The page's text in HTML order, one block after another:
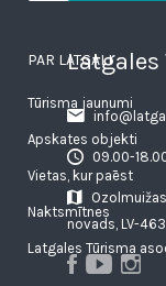
Latgales
09.00-
novads, LV-
PAR LATGALI
Tūrisma jaunumi
Apskates objekti
Vietas, kur paēst
Naktsmītnes
Latgales Tūrisma